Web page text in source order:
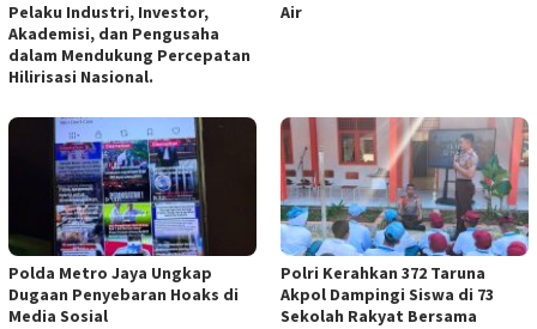
Pelaku Industri, Investor,
Akademisi, dan Pengusaha
dalam Mendukung Percepatan
Hilirisasi Nasional.
Air
Polda Metro Jaya Ungkap
Dugaan Penyebaran Hoaks di
Media Sosial
Polri Kerahkan 372 Taruna
Akpol Dampingi Siswa di 73
Sekolah Rakyat Bersama